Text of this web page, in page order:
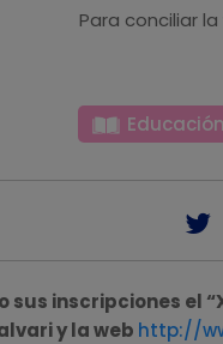
Para conciliar
Educación
inscripciones el
y la web http://